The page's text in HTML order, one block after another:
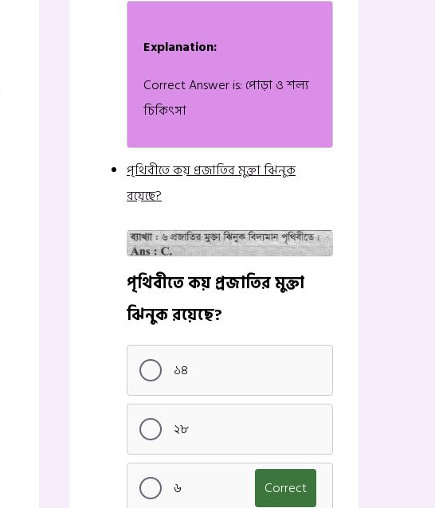
Explanation:
Correct Answer is: পোড়া ও শল্য
চিকিৎসা
পৃথিবীতে কয় প্রজাতির মুক্তা ঝিনুক
রয়েছে?
পৃথিবীতে কয় প্রজাতির মুক্তা
ঝিনুক রয়েছে?
১৪
২৮
৬ Correct